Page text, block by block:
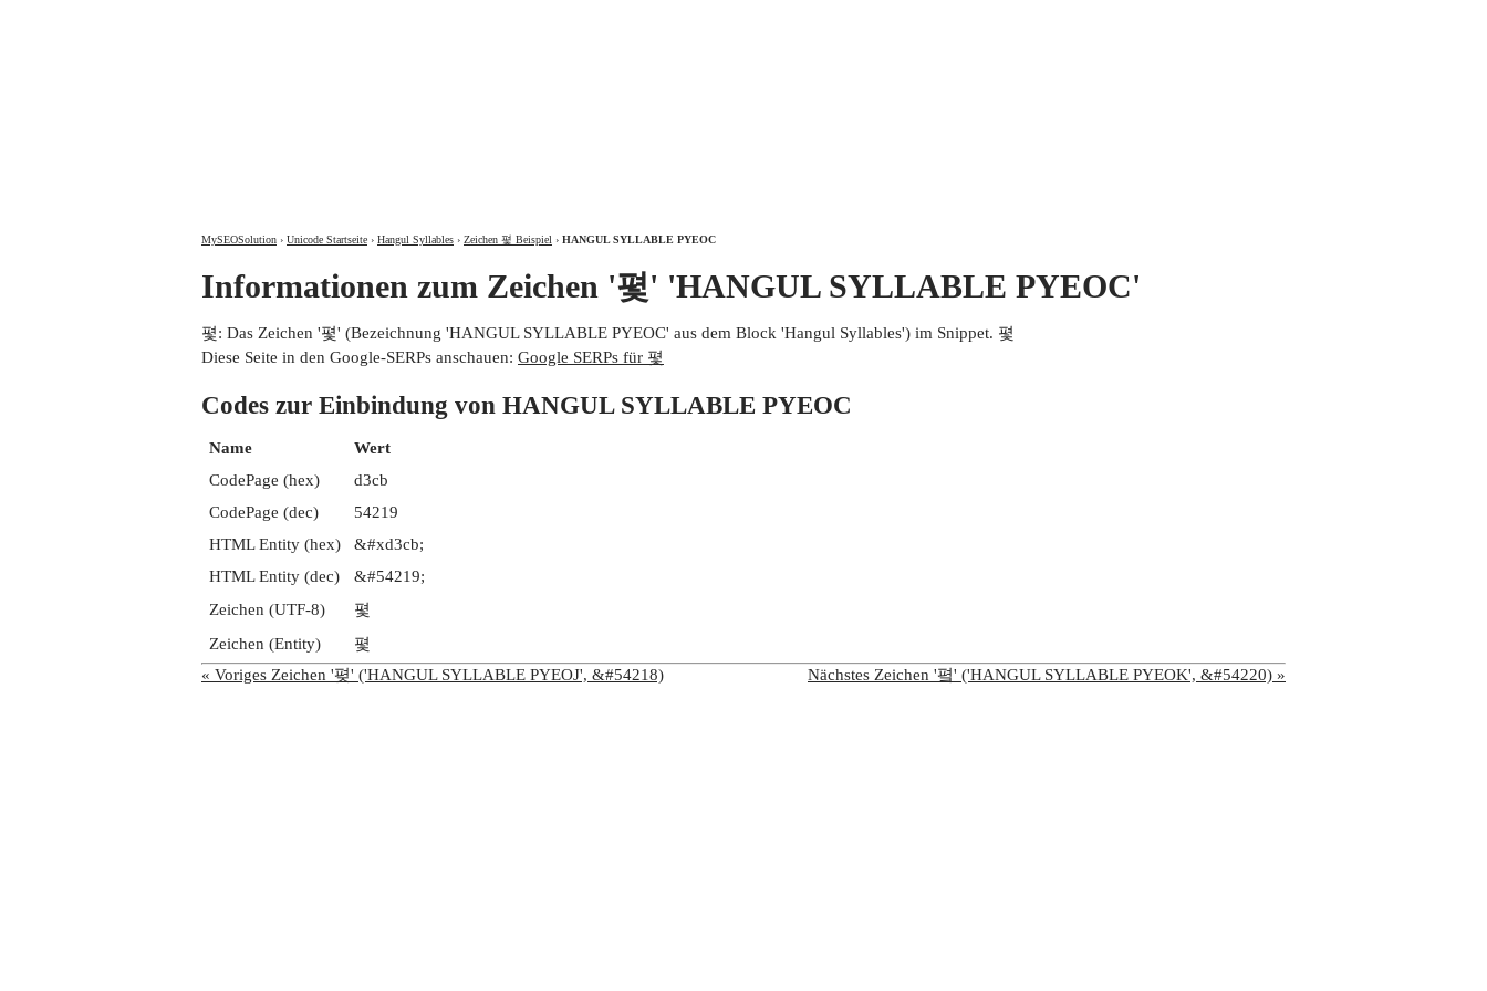
MySEOSolution › Unicode Startseite › Hangul Syllables › Zeichen 폋 Beispiel › HANGUL SYLLABLE PYEOC
Informationen zum Zeichen '폋' 'HANGUL SYLLABLE PYEOC'
폋: Das Zeichen '폋' (Bezeichnung 'HANGUL SYLLABLE PYEOC' aus dem Block 'Hangul Syllables') im Snippet. 폋
Diese Seite in den Google-SERPs anschauen: Google SERPs für 폋
Codes zur Einbindung von HANGUL SYLLABLE PYEOC
Name
Wert
CodePage (hex)
d3cb
CodePage (dec)
54219
HTML Entity (hex)
&#xd3cb;
HTML Entity (dec)
&#54219;
Zeichen (UTF-8)
폋
Zeichen (Entity)
폋
« Voriges Zeichen '폊' ('HANGUL SYLLABLE PYEOJ', &#54218)
Nächstes Zeichen '폌' ('HANGUL SYLLABLE PYEOK', &#54220) »